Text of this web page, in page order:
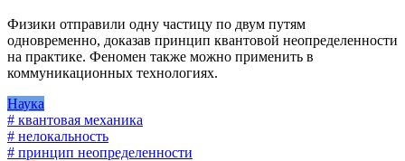
Физики отправили одну частицу по двум путям
одновременно, доказав принцип квантовой неопределенности
на практике. Феномен также можно применить в
коммуникационных технологиях.
Наука
# квантовая механика
# нелокальность
# принцип неопределенности